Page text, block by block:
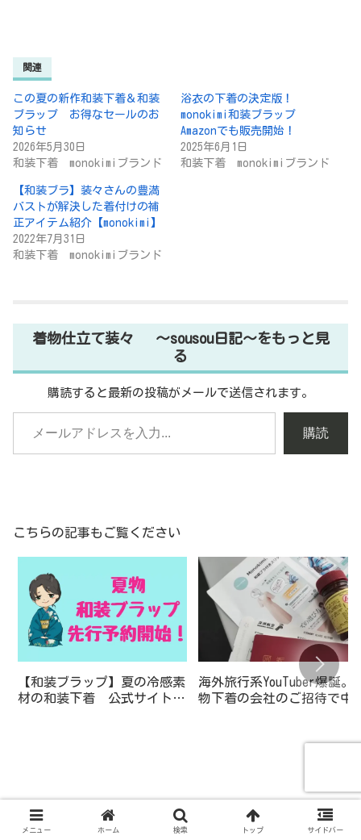
関連
この夏の新作和装下着＆和装
ブラップ お得なセールのお
知らせ
2026年5月30日
和装下着 monokimiブランド
浴衣の下着の決定版！
monokimi和装ブラップ
Amazonでも販売開始！
2025年6月1日
和装下着 monokimiブランド
【和装ブラ】装々さんの豊満
バストが解決した着付けの補
正アイテム紹介【​monokimi】
2022年7月31日
和装下着 monokimiブランド
着物仕立て装々 ～sousou日記～をもっと見
る
購読すると最新の投稿がメールで送信されます。
購読
こちらの記事もご覧ください
【和装ブラップ】夏の冷感素
材の和装下着 公式サイトは
海外旅行系YouTuber爆誕。
物下着の会社のご招待で中
浴衣を洋服生地で作ろう【初めての浴衣
メニュー ホーム 検索 トップ サイドバー